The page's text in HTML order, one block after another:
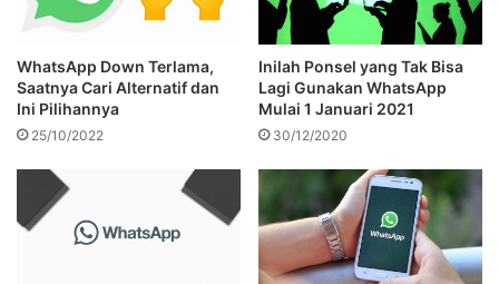
WhatsApp Down Terlama,
Saatnya Cari Alternatif dan
Ini Pilihannya
25/10/2022
Inilah Ponsel yang Tak Bisa
Lagi Gunakan WhatsApp
Mulai 1 Januari 2021
30/12/2020